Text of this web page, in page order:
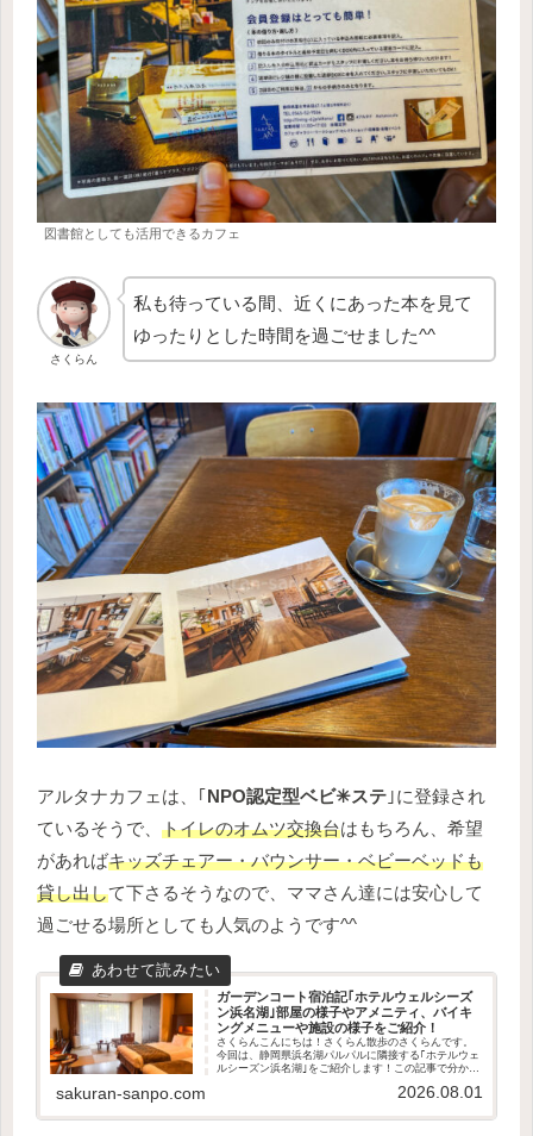
図書館としても活用できるカフェ
さくらん
私も待っている間、近くにあった本を見て
ゆったりとした時間を過ごせました^^
アルタナカフェは、｢NPO認定型ベビ✳︎ステ ｣に登録され
ているそうで、 トイレのオムツ交換台はもちろん、希望
があればキッズチェアー・バウンサー・ベビーベッドも
貸し出して下さるそうなので、ママさん達には安心して
過ごせる場所としても人気のようです^^
ガーデンコート宿泊記｢ホテルウェルシーズ
ン浜名湖｣部屋の様子やアメニティ、バイキ
ングメニューや施設の様子をご紹介！
さくらんこんにちは！さくらん散歩のさくらんです。
今回は、静岡県浜名湖パルパルに隣接する｢ホテルウェ
ルシーズン浜名湖｣をご紹介します！この記事で分かる
ニティの種類部屋からの景色宿泊した感想宿泊者...
sakuran-sanpo.com 2026.08.01